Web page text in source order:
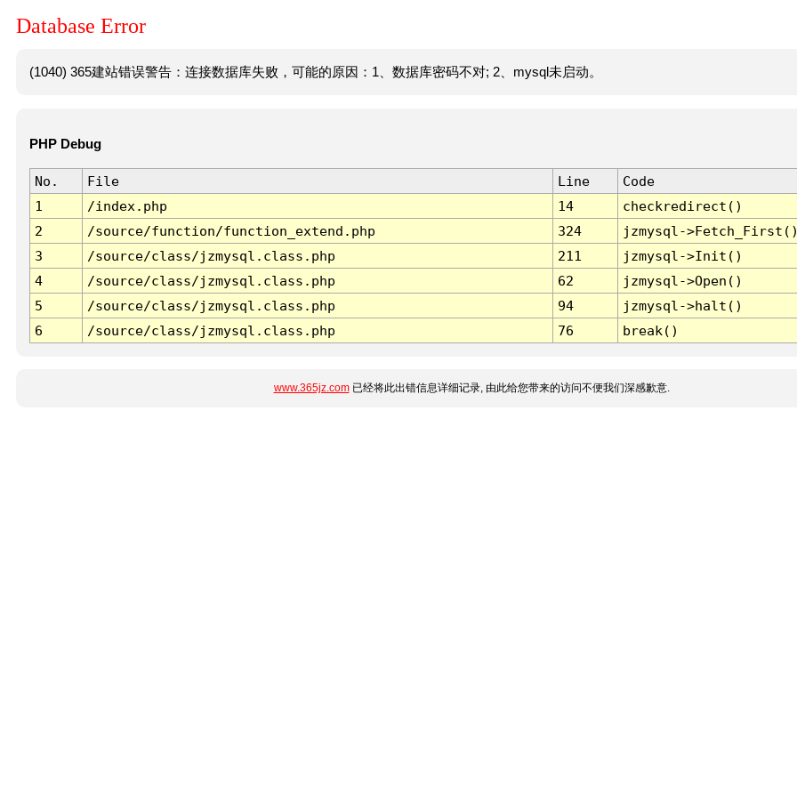
Database Error
(1040) 365建站错误警告：连接数据库失败，可能的原因：1、数据库密码不对; 2、mysql未启动。
PHP Debug
No. File Line
Code
1
/index.php 14
checkredirect()
2
/source/function/function_extend.php 324
jzmysql-
3
/source/class/jzmysql.class.php 211
jzmysql->Init()
4
/source/class/jzmysql.class.php 62
jzmysql->Open()
5
/source/class/jzmysql.class.php 94
jzmysql->halt()
6
/source/class/jzmysql.class.php 76 break()
www.365jz.com已经将此出错信息详细记录, 由此给您带来的访问不便我们深感歉意.